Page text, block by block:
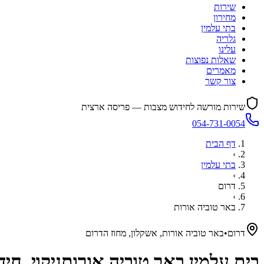
שירות
מחירון
בתי עלמין
גלריה
עלינו
שאלות נפוצות
מאמרים
צור קשר
שירות מורשה לחידוש מצבות — פריסה ארצית
054-731-0054
דף הבית
›
בתי עלמין
›
דרום
›
באר טוביה אורות
דרום•באר טוביה אורות, אשקלון, מחוז הדרום